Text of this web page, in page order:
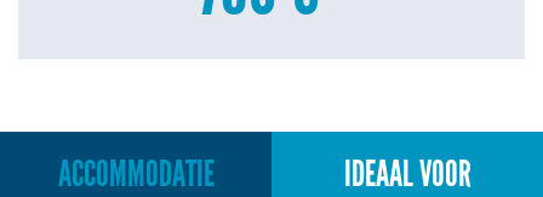
ACCOMMODATIE IDEAAL VOOR